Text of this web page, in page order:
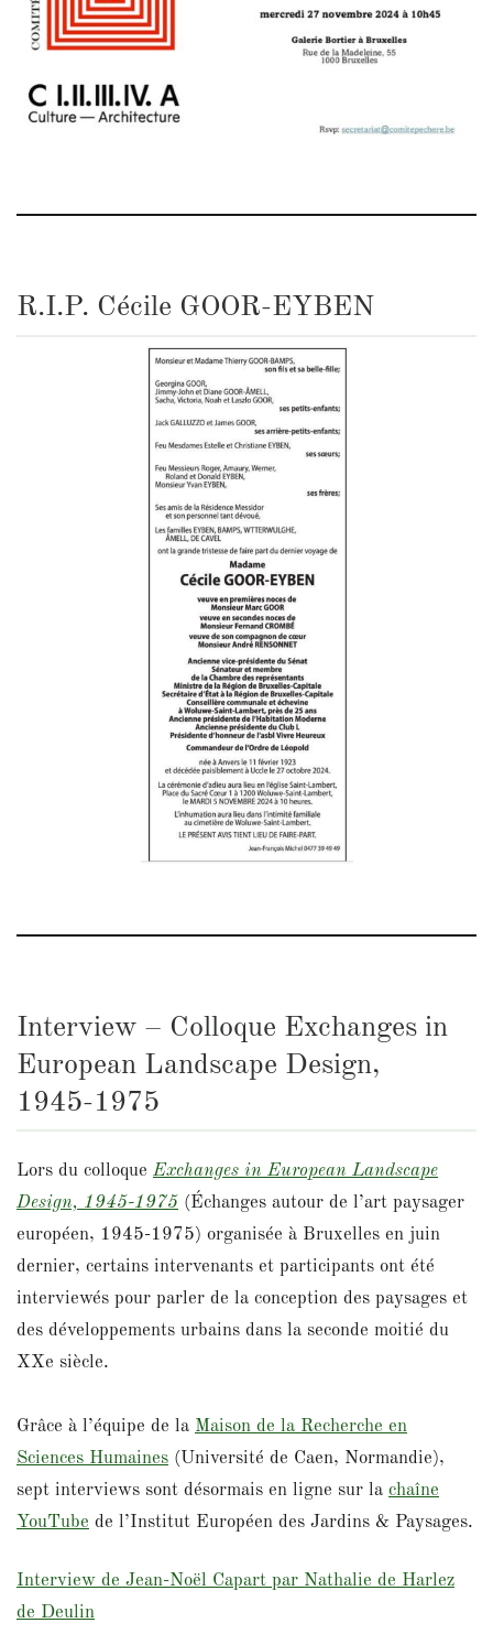
R.I.P. Cécile GOOR-EYBEN
Interview – Colloque Exchanges in
European Landscape Design,
1945-1975
Lors du colloque Exchanges in European Landscape
Design, 1945-1975 (Échanges autour de l’art paysager
européen, 1945-1975) organisée à Bruxelles en juin
dernier, certains intervenants et participants ont été
interviewés pour parler de la conception des paysages et
des développements urbains dans la seconde moitié du
XXe siècle.
Grâce à l’équipe de la Maison de la Recherche en
Sciences Humaines (Université de Caen, Normandie),
sept interviews sont désormais en ligne sur la chaîne
YouTube de l’Institut Européen des Jardins & Paysages.
Interview de Jean-Noël Capart par Nathalie de Harlez
de Deulin